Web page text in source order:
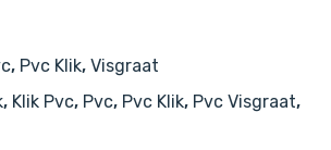
, Pvc Klik, Visgraat
, Klik Pvc, Pvc, Pvc Klik, Pvc Visgraat,